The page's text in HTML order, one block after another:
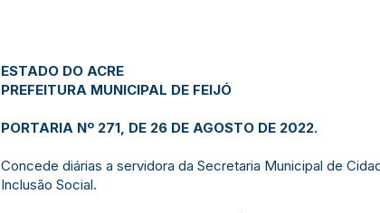
ESTADO DO ACRE
PREFEITURA MUNICIPAL DE FEIJÓ
PORTARIA Nº 271, DE 26 DE AGOSTO DE 2022.
Concede diárias a servidora da Secretaria Municipal de
Inclusão Social.